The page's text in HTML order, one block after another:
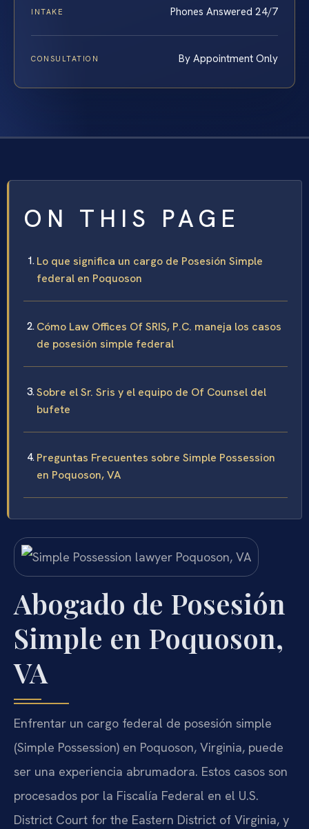
INTAKE Phones Answered 24/7
CONSULTATION By Appointment Only
ON THIS PAGE
Lo que significa un cargo de Posesión Simple
federal en Poquoson
Cómo Law Offices Of SRIS, P.C. maneja los casos
de posesión simple federal
Sobre el Sr. Sris y el equipo de Of Counsel del
bufete
Preguntas Frecuentes sobre Simple Possession
en Poquoson, VA
Abogado de Posesión
Simple en Poquoson,
VA
Enfrentar un cargo federal de posesión simple
(Simple Possession) en Poquoson, Virginia, puede
ser una experiencia abrumadora. Estos casos son
procesados por la Fiscalía Federal en el U.S.
District Court for the Eastern District of Virginia, y